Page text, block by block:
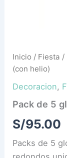
Inicio / Fiesta /
(con helio)
Decoracion,
Pack de 5
S/95.00
Packs de 5